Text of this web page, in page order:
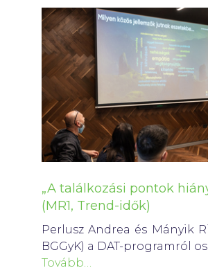
„A találkozási pontok
(MR1, Trend-idők)
Perlusz Andrea és Mányik
BGGyK) a DAT-programról
Tovább…